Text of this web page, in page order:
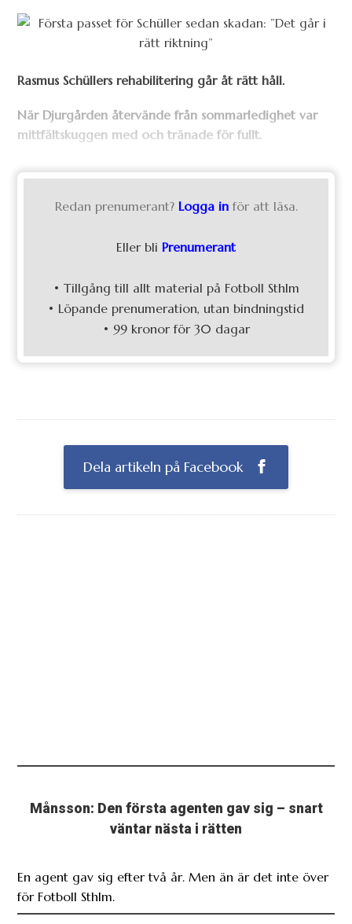
Rasmus Schüllers rehabilitering går åt rätt håll.
När Djurgården återvände från sommarledighet var
mittfältskuggen med och tränade för fullt.
Redan prenumerant? Logga in för att läsa.
Eller bli Prenumerant
• Tillgång till allt material på Fotboll Sthlm
• Löpande prenumeration, utan bindningstid
• 99 kronor för 30 dagar
Dela artikeln på Facebook
Månsson: Den första agenten gav sig – snart
väntar nästa i rätten
En agent gav sig efter två år. Men än är det inte över
för Fotboll Sthlm.